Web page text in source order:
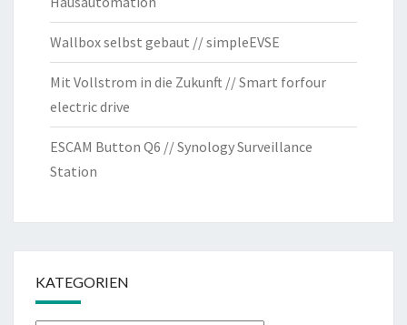
Wallbox selbst gebaut // simpleEVSE
Mit Vollstrom in die Zukunft // Smart forfour
electric drive
ESCAM Button Q6 // Synology Surveillance
Station
KATEGORIEN